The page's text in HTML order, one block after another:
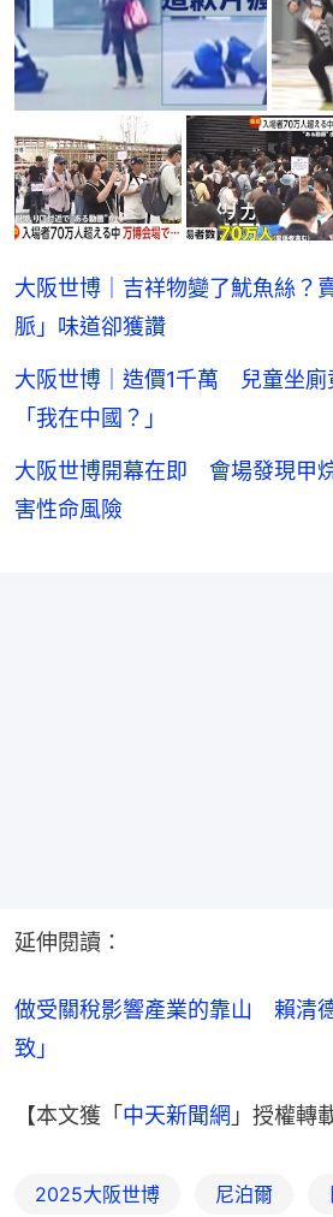
大阪世博｜吉祥物變了魷魚絲？
脈」味道卻獲讚
大阪世博｜造價1千萬 兒童坐廁
「我在中國？」
大阪世博開幕在即 會場發現甲
害性命風險
延伸閱讀：
做受關稅影響產業的靠山　賴清
致」
【本文獲「 中天新聞網 」授權轉
2025大阪世博 尼泊爾